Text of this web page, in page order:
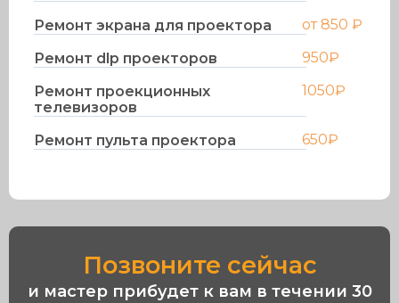
Ремонт экрана для проектора
от 850 ₽
Ремонт dlp проекторов
950₽
Ремонт проекционных
телевизоров
1050₽
Ремонт пульта проектора 650₽
Позвоните сейчас
и мастер прибудет к вам в течении 30